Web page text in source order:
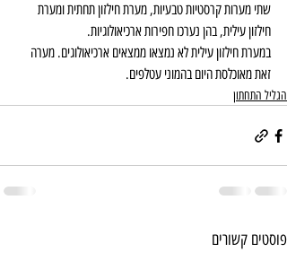
שתי מערות קרסטיות טבעיות, מערת חילזון תחתית ומערת
חילזון עילית, בהן נערכו חפירות ארכיאולוגיות.
במערת חילזון עילית לא נמצאו ממצאים ארכיאולוגים. מערה
זאת מאוכלסת היום בהמוני עטלפים.
הגליל התחתון
פוסטים קשורים